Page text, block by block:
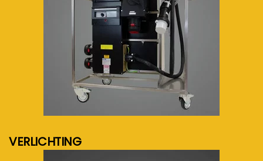
VERLICHTING